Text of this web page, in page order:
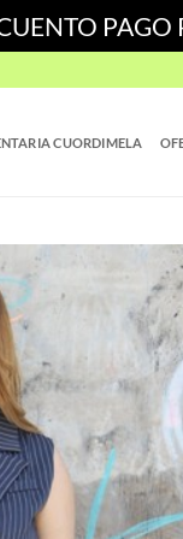
CUORDIMELA